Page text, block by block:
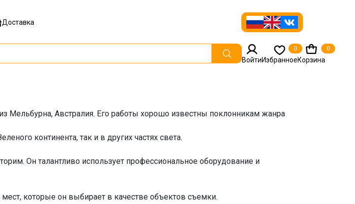
Доставка
ВойтиИзбранное
0
Корзина
0
Мельбурна, Австралия. Его работы хорошо известны поклонникам жанра
континента, так и в других частях света.
Он талантливо использует профессиональное оборудование и
которые он выбирает в качестве объектов съемки.